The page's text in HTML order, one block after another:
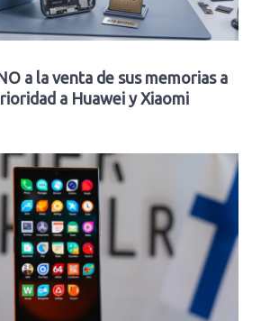
a la venta de sus memorias a
a Huawei y Xiaomi